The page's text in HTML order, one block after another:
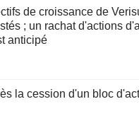
de croissance de
; un rachat d'actions
anticipé
la cession d'un bloc